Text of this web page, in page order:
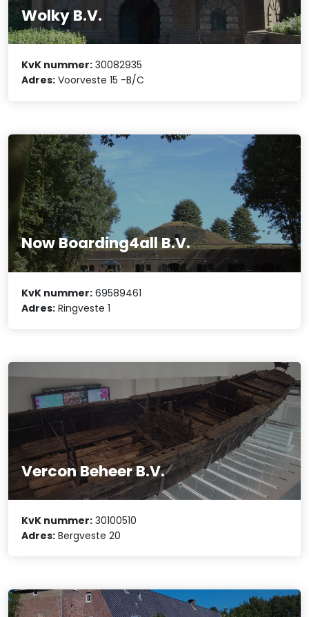
Wolky B.V.
KvK nummer: 30082935
Adres: Voorveste 15 -B/C
Now Boarding4all B.V.
KvK nummer: 69589461
Adres: Ringveste 1
Vercon Beheer B.V.
KvK nummer: 30100510
Adres: Bergveste 20